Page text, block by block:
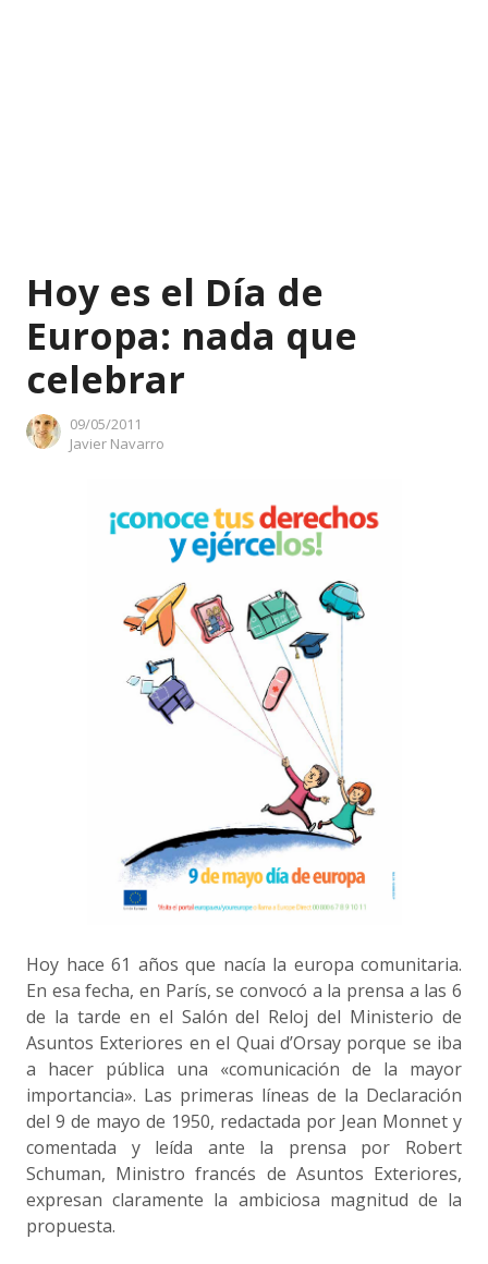
Hoy es el Día de
Europa: nada que
celebrar
09/05/2011
Author
Javier Navarro
Hoy hace 61 años que nacía la europa comunitaria.
En esa fecha, en París, se convocó a la prensa a las 6
de la tarde en el Salón del Reloj del Ministerio de
Asuntos Exteriores en el Quai d’Orsay porque se iba
a hacer pública una «comunicación de la mayor
importancia». Las primeras líneas de la Declaración
del 9 de mayo de 1950, redactada por Jean Monnet y
comentada y leída ante la prensa por Robert
Schuman, Ministro francés de Asuntos Exteriores,
expresan claramente la ambiciosa magnitud de la
propuesta.